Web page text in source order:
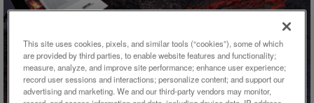
アプリケーション概要
This site uses cookies, pixels, and similar tools (“cookies”), some of which
are provided by third parties, to enable website features and functionality;
measure, analyze, and improve site performance; enhance user experience;
record user sessions and interactions; personalize content; and support our
advertising and marketing. We and our third-party vendors may monitor,